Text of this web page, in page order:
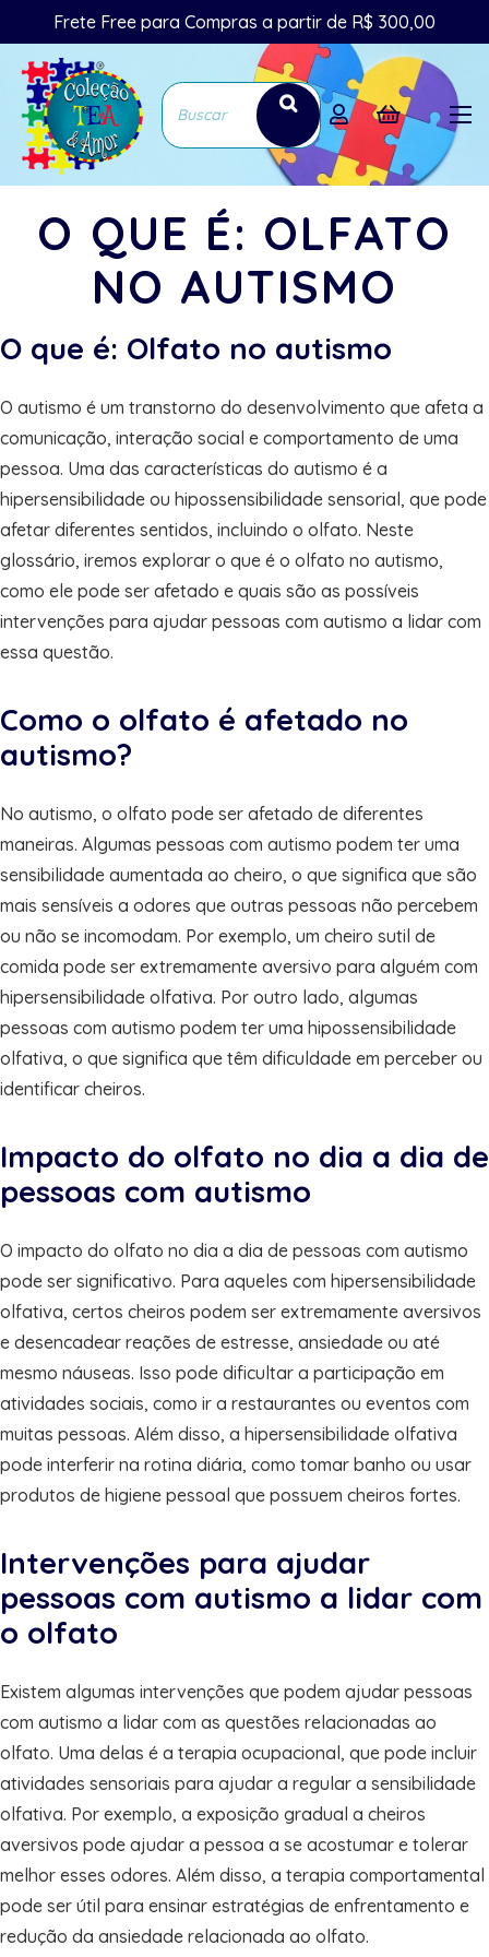
Frete Free para Compras a partir de R$ 300,00
O QUE É: OLFATO
NO AUTISMO
O que é: Olfato no autismo
O autismo é um transtorno do desenvolvimento que afeta a
comunicação, interação social e comportamento de uma
pessoa. Uma das características do autismo é a
hipersensibilidade ou hipossensibilidade sensorial, que pode
afetar diferentes sentidos, incluindo o olfato. Neste
glossário, iremos explorar o que é o olfato no autismo,
como ele pode ser afetado e quais são as possíveis
intervenções para ajudar pessoas com autismo a lidar com
essa questão.
Como o olfato é afetado no
autismo?
No autismo, o olfato pode ser afetado de diferentes
maneiras. Algumas pessoas com autismo podem ter uma
sensibilidade aumentada ao cheiro, o que significa que são
mais sensíveis a odores que outras pessoas não percebem
ou não se incomodam. Por exemplo, um cheiro sutil de
comida pode ser extremamente aversivo para alguém com
hipersensibilidade olfativa. Por outro lado, algumas
pessoas com autismo podem ter uma hipossensibilidade
olfativa, o que significa que têm dificuldade em perceber ou
identificar cheiros.
Impacto do olfato no dia a dia de
pessoas com autismo
O impacto do olfato no dia a dia de pessoas com autismo
pode ser significativo. Para aqueles com hipersensibilidade
olfativa, certos cheiros podem ser extremamente aversivos
e desencadear reações de estresse, ansiedade ou até
mesmo náuseas. Isso pode dificultar a participação em
atividades sociais, como ir a restaurantes ou eventos com
muitas pessoas. Além disso, a hipersensibilidade olfativa
pode interferir na rotina diária, como tomar banho ou usar
produtos de higiene pessoal que possuem cheiros fortes.
Intervenções para ajudar
pessoas com autismo a lidar com
o olfato
Existem algumas intervenções que podem ajudar pessoas
com autismo a lidar com as questões relacionadas ao
olfato. Uma delas é a terapia ocupacional, que pode incluir
atividades sensoriais para ajudar a regular a sensibilidade
olfativa. Por exemplo, a exposição gradual a cheiros
aversivos pode ajudar a pessoa a se acostumar e tolerar
melhor esses odores. Além disso, a terapia comportamental
pode ser útil para ensinar estratégias de enfrentamento e
redução da ansiedade relacionada ao olfato.